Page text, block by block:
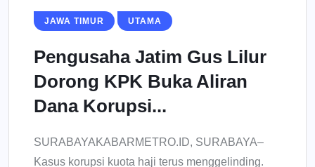
JAWA TIMUR UTAMA
Pengusaha Jatim Gus Lilur
Dorong KPK Buka Aliran
Dana Korupsi...
SURABAYAKABARMETRO.ID, SURABAYA–
Kasus korupsi kuota haji terus menggelinding.